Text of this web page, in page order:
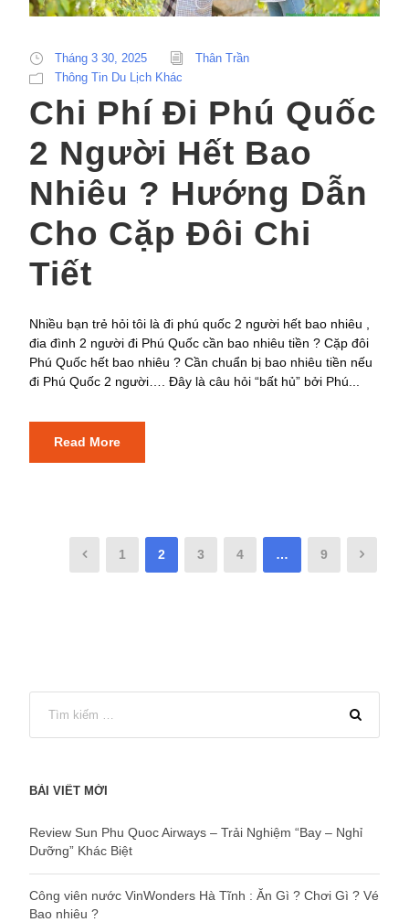
Tháng 3 30, 2025
Thân Trần
Thông Tin Du Lịch Khác
Chi Phí Đi Phú Quốc
2 Người Hết Bao
Nhiêu ? Hướng Dẫn
Cho Cặp Đôi Chi
Tiết
Nhiều bạn trẻ hỏi tôi là đi phú quốc 2 người hết bao nhiêu ,
đia đình 2 người đi Phú Quốc cần bao nhiêu tiền ? Cặp đôi
Phú Quốc hết bao nhiêu ? Cần chuẩn bị bao nhiêu tiền nếu
đi Phú Quốc 2 người…. Đây là câu hỏi “bất hủ” bởi Phú...
Read More
1 2 3 4 … 9
BÀI VIẾT MỚI
Review Sun Phu Quoc Airways – Trải Nghiệm “Bay – Nghỉ
Dưỡng” Khác Biệt
Công viên nước VinWonders Hà Tĩnh : Ăn Gì ? Chơi Gì ? Vé
Bao nhiêu ?